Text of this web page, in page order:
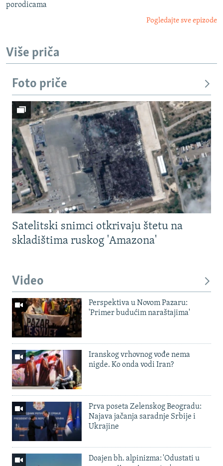
porodicama
Pogledajte sve epizode
Više priča
Foto priče
Satelitski snimci otkrivaju štetu na
skladištima ruskog 'Amazona'
Video
Perspektiva u Novom Pazaru:
'Primer budućim naraštajima'
Iranskog vrhovnog vođe nema
nigde. Ko onda vodi Iran?
Prva poseta Zelenskog Beogradu:
Najava jačanja saradnje Srbije i
Ukrajine
Doajen bh. alpinizma: 'Odustati u